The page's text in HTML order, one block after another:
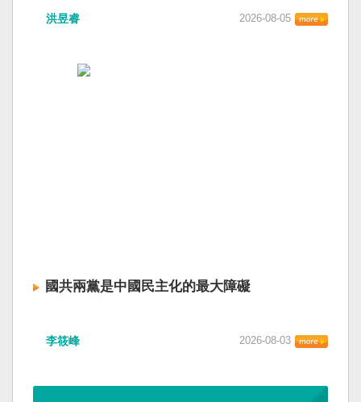
洪昱睿 2026-08-05
國共兩黨是中國民主化的最大障礙
李筱峰 2026-08-03